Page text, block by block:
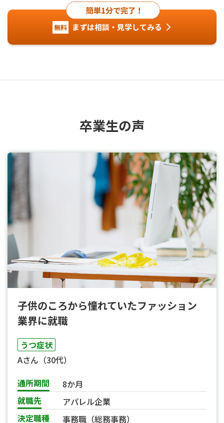
無料 まずは相談・見学してみる
卒業生の声
子供のころから憧れていたファッション
業界に就職
うつ症状
Aさん（30代）
通所期間
8か月
就職先
アパレル企業
決定職種
事務職（総務事務）